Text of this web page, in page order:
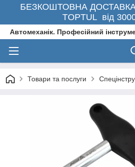
БЕЗКОШТОВНА
TOPTUL від
Автомеханік. Професійний
Товари та послуги